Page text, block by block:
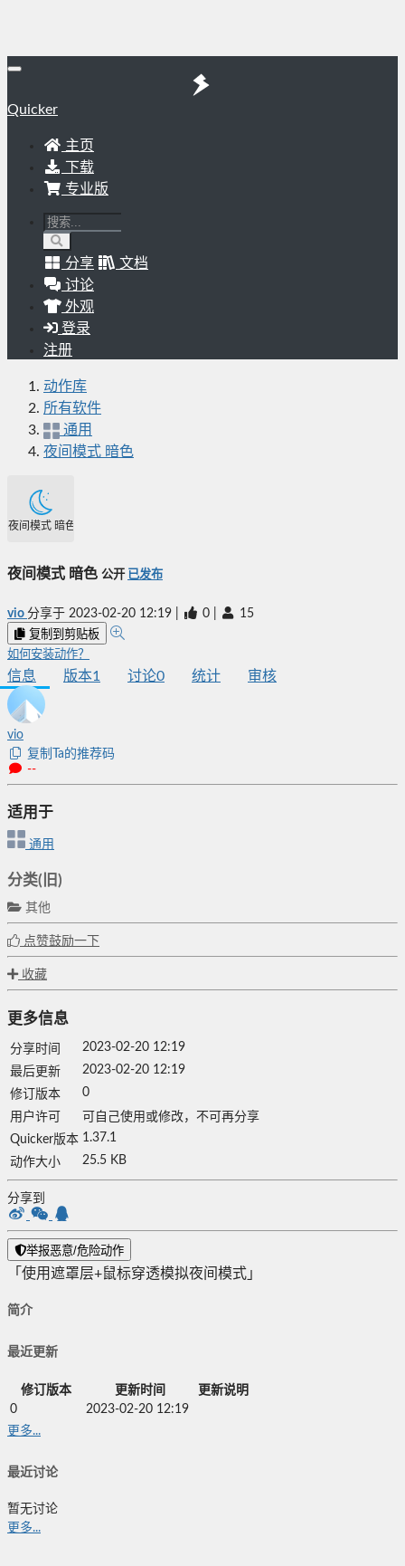
Quicker
主页
下载
专业版
分享
文档
讨论
外观
登录
注册
动作库
所有软件
通用
夜间模式 暗色
夜间模式 暗色
夜间模式 暗色 公开 已发布
vio 分享于 2023-02-20 12:19 0 15
复制到剪贴板
如何安装动作？
信息 版本1 讨论0 统计 审核
vio
复制Ta的推荐码
--
适用于
通用
分类(旧)
其他
点赞鼓励一下
收藏
更多信息
分享时间
2023-02-20 12:19
最后更新
2023-02-20 12:19
修订版本
0
用户许可
可自己使用或修改，不可再分享
Quicker版本 1.37.1
动作大小
25.5 KB
分享到
举报恶意/危险动作
「使用遮罩层+鼠标穿透模拟夜间模式」
简介
最近更新
修订版本 更新时间
更新说明
0
2023-02-20 12:19
更多...
最近讨论
暂无讨论
更多...